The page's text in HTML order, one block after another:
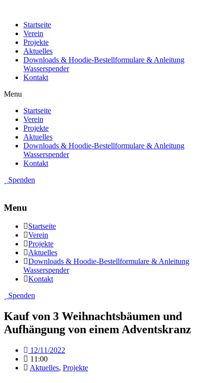
Startseite
Verein
Projekte
Aktuelles
Downloads & Hoodie-Bestellformulare & Anleitung
Wasserspender
Kontakt
Menu
Startseite
Verein
Projekte
Aktuelles
Downloads & Hoodie-Bestellformulare & Anleitung
Wasserspender
Kontakt
Spenden
Menu
Startseite
Verein
Projekte
Aktuelles
Downloads & Hoodie-Bestellformulare & Anleitung
Wasserspender
Kontakt
Spenden
Kauf von 3 Weihnachtsbäumen und
Aufhängung von einem Adventskranz
12/11/2022
11:00
Aktuelles, Projekte